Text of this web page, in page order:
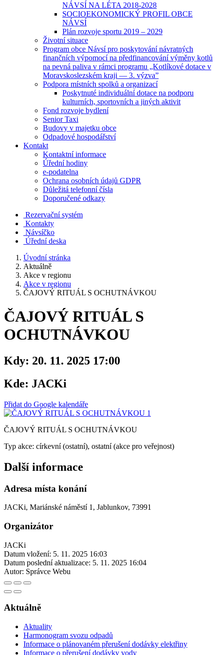
NÁVSÍ NA LÉTA 2018-2028
SOCIOEKONOMICKÝ PROFIL OBCE
NÁVSÍ
Plán rozvoje sportu 2019 – 2029
Životní situace
Program obce Návsí pro poskytování návratných
finančních výpomocí na předfinancování výměny kotlů
na pevná paliva v rámci programu „Kotlíkové dotace v
Moravskoslezském kraji — 3. výzva”
Podpora místních spolků a organizací
Poskytnuté individuální dotace na podporu
kulturních, sportovních a jiných aktivit
Fond rozvoje bydlení
Senior Taxi
Budovy v majetku obce
Odpadové hospodářství
Kontakt
Kontaktní informace
Úřední hodiny
e-podatelna
Ochrana osobních údajů GDPR
Důležitá telefonní čísla
Doporučené odkazy
Rezervační systém
Kontakty
Návsíčko
Úřední deska
Úvodní stránka
Aktuálně
Akce v regionu
Akce v regionu
ČAJOVÝ RITUÁL S OCHUTNÁVKOU
ČAJOVÝ RITUÁL S
OCHUTNÁVKOU
Kdy: 20. 11. 2025 17:00
Kde: JACKi
Přidat do Google kalendáře
ČAJOVÝ RITUÁL S OCHUTNÁVKOU
Typ akce: církevní (ostatní), ostatní (akce pro veřejnost)
Další informace
Adresa místa konání
JACKi, Mariánské náměstí 1, Jablunkov, 73991
Organizátor
JACKi
Datum vložení: 5. 11. 2025 16:03
Datum poslední aktualizace: 5. 11. 2025 16:04
Autor: Správce Webu
Aktuálně
Aktuality
Harmonogram svozu odpadů
Informace o plánovaném přerušení dodávky elektřiny
Informace o přerušení dodávky vody